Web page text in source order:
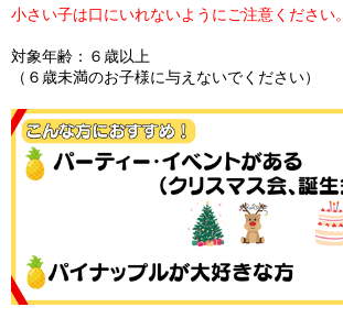
小さい子は口にいれないようにご注意ください。
対象年齢：６歳以上
（６歳未満のお子様に与えないでください）